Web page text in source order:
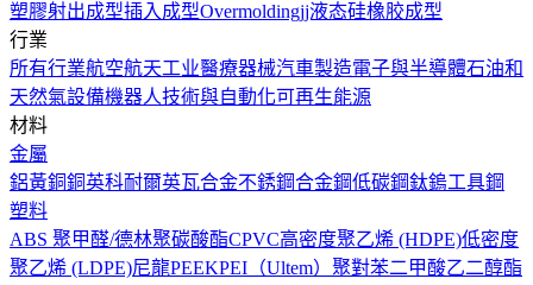
塑膠射出成型插入成型Overmoldingjj液态硅橡胶成型
行業
所有行業航空航天工业醫療器械汽車製造電子與半導體石油和
天然氣設備機器人技術與自動化可再生能源
材料
金屬
鋁黃銅銅英科耐爾英瓦合金不銹鋼合金鋼低碳鋼鈦鎢工具鋼
塑料
ABS 聚甲醛/德林聚碳酸酯CPVC高密度聚乙烯 (HDPE)低密度
聚乙烯 (LDPE)尼龍PEEKPEI（Ultem） 聚對苯二甲酸乙二醇酯